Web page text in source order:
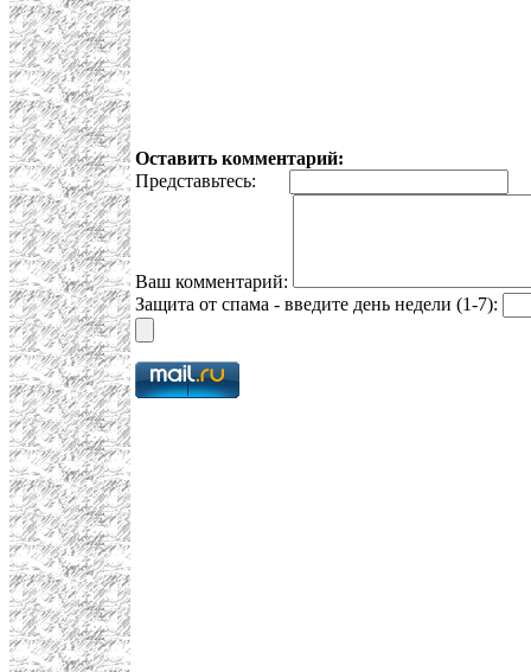
Оставить комментарий:
Представьтесь:
Ваш комментарий:
Защита от спама - введите день недели (1-7):